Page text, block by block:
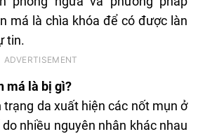
má là chìa khóa để có được làn
tin.
má là bị gì?
da xuất hiện các nốt mụn ở
nhiều nguyên nhân khác nhau